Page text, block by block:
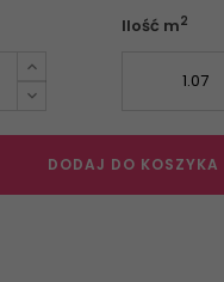
Ilość m2
DODAJ DO KOSZYKA